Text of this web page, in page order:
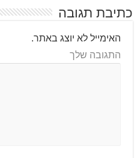
כתיבת תגובה
האימייל לא יוצג באתר.
התגובה שלך